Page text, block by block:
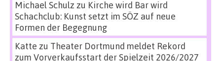
Michael Schulz zu Kirche wird Bar wird
Schachclub: Kunst setzt im SÖZ auf neue
Formen der Begegnung
Katte zu Theater Dortmund meldet Rekord
zum Vorverkaufsstart der Spielzeit 2026/2027